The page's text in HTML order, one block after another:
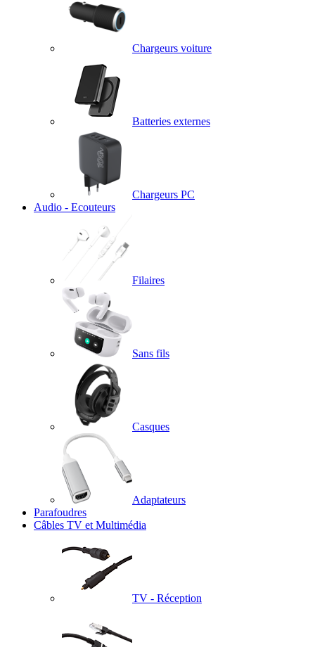
Chargeurs voiture
Batteries externes
Chargeurs PC
Audio - Ecouteurs
Filaires
Sans fils
Casques
Adaptateurs
Parafoudres
Câbles TV et Multimédia
TV - Réception